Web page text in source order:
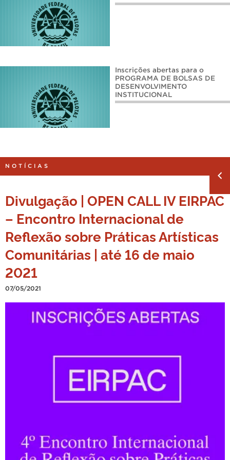
Inscrições abertas para o
PROGRAMA DE BOLSAS DE
DESENVOLVIMENTO
INSTITUCIONAL
NOTÍCIAS
Divulgação | OPEN CALL IV EIRPAC
– Encontro Internacional de
Reflexão sobre Práticas Artísticas
Comunitárias | até 16 de maio
2021
07/05/2021